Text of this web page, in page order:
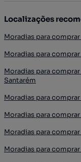
Localizações
Moradias para
Moradias para
Moradias para
Santarém
Moradias para
Moradias para
Moradias para
Moradias para